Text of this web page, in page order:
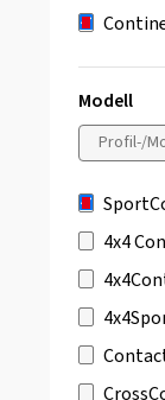
Modell
4x4